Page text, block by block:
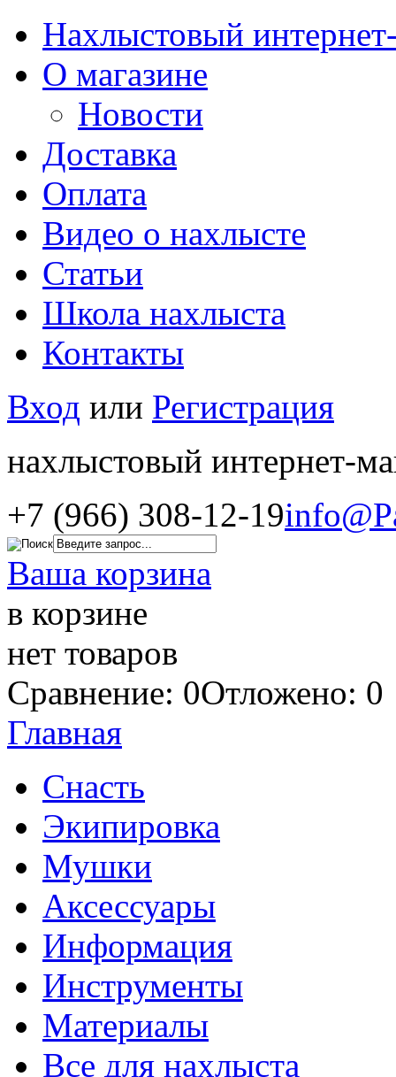
Нахлыстовый
О магазине
Новости
Доставка
Оплата
Видео о нахлысте
Статьи
Школа нахлыста
Контакты
Вход или Регистрация
нахлыстовый интернет-
+7 (966) 308-12-19
Ваша корзина
в корзине
нет товаров
Сравнение: 0Отложено: 0
Главная
Снасть
Экипировка
Мушки
Аксессуары
Информация
Инструменты
Материалы
Все для нахлыста